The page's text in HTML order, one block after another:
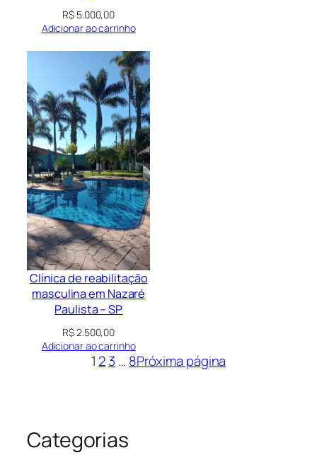
R$ 5.000,00
Adicionar ao carrinho
Clínica de reabilitação
masculina em Nazaré
Paulista – SP
R$2.500,00
Adicionar ao carrinho
1 23 … 8Próxima página
Categorias